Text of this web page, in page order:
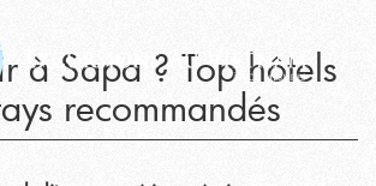
à Sapa ? Top hôtels
recommandés